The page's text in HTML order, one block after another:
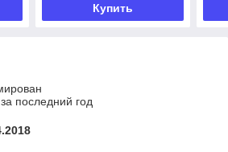
Купить
последний год